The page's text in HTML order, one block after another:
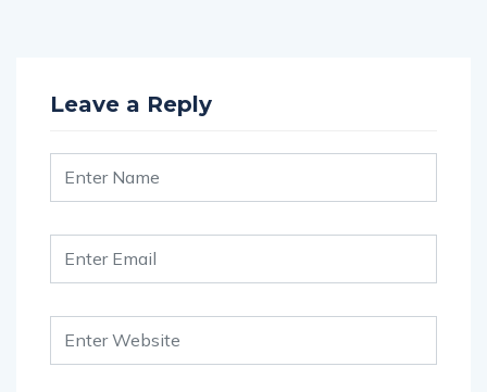
Leave a Reply